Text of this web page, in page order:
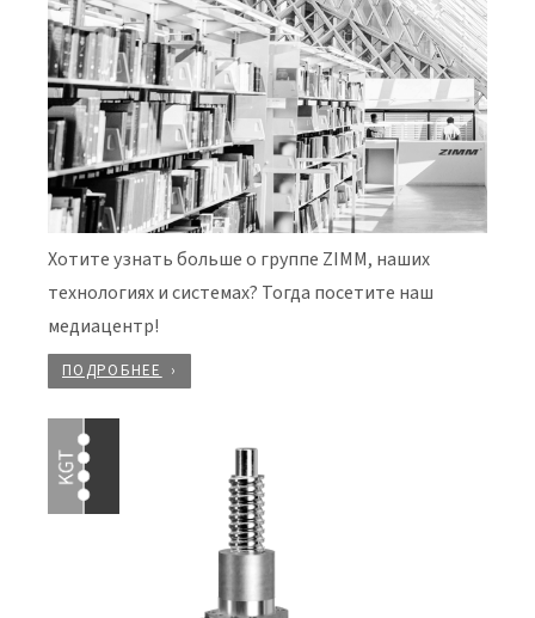
Хотите узнать больше о группе ZIMM, наших
технологиях и системах? Тогда посетите наш
медиацентр!
ПОДРОБНЕЕ